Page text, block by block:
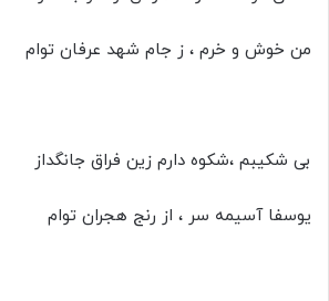
من خوش و خرم ، ز جام شهد عرفان توام
بی شکیبم ،شکوه دارم زین فراق جانگداز
یوسفا آسیمه سر ، از رنج هجران توام